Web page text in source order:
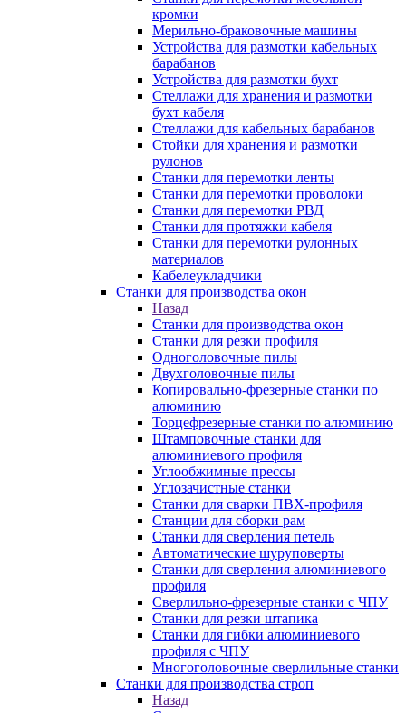
кромки
Мерильно-браковочные машины
Устройства для размотки кабельных
барабанов
Устройства для размотки бухт
Стеллажи для хранения и размотки
бухт кабеля
Стеллажи для кабельных барабанов
Стойки для хранения и размотки
рулонов
Станки для перемотки ленты
Станки для перемотки проволоки
Станки для перемотки РВД
Станки для протяжки кабеля
Станки для перемотки рулонных
материалов
Кабелеукладчики
Станки для производства окон
Назад
Станки для производства окон
Станки для резки профиля
Одноголовочные пилы
Двухголовочные пилы
Копировально-фрезерные станки по
алюминию
Торцефрезерные станки по алюминию
Штамповочные станки для
алюминиевого профиля
Углообжимные прессы
Углозачистные станки
Станки для сварки ПВХ-профиля
Станции для сборки рам
Станки для сверления петель
Автоматические шуруповерты
Станки для сверления алюминиевого
профиля
Сверлильно-фрезерные станки с ЧПУ
Станки для резки штапика
Станки для гибки алюминиевого
профиля с ЧПУ
Многоголовочные сверлильные станки
Станки для производства строп
Назад